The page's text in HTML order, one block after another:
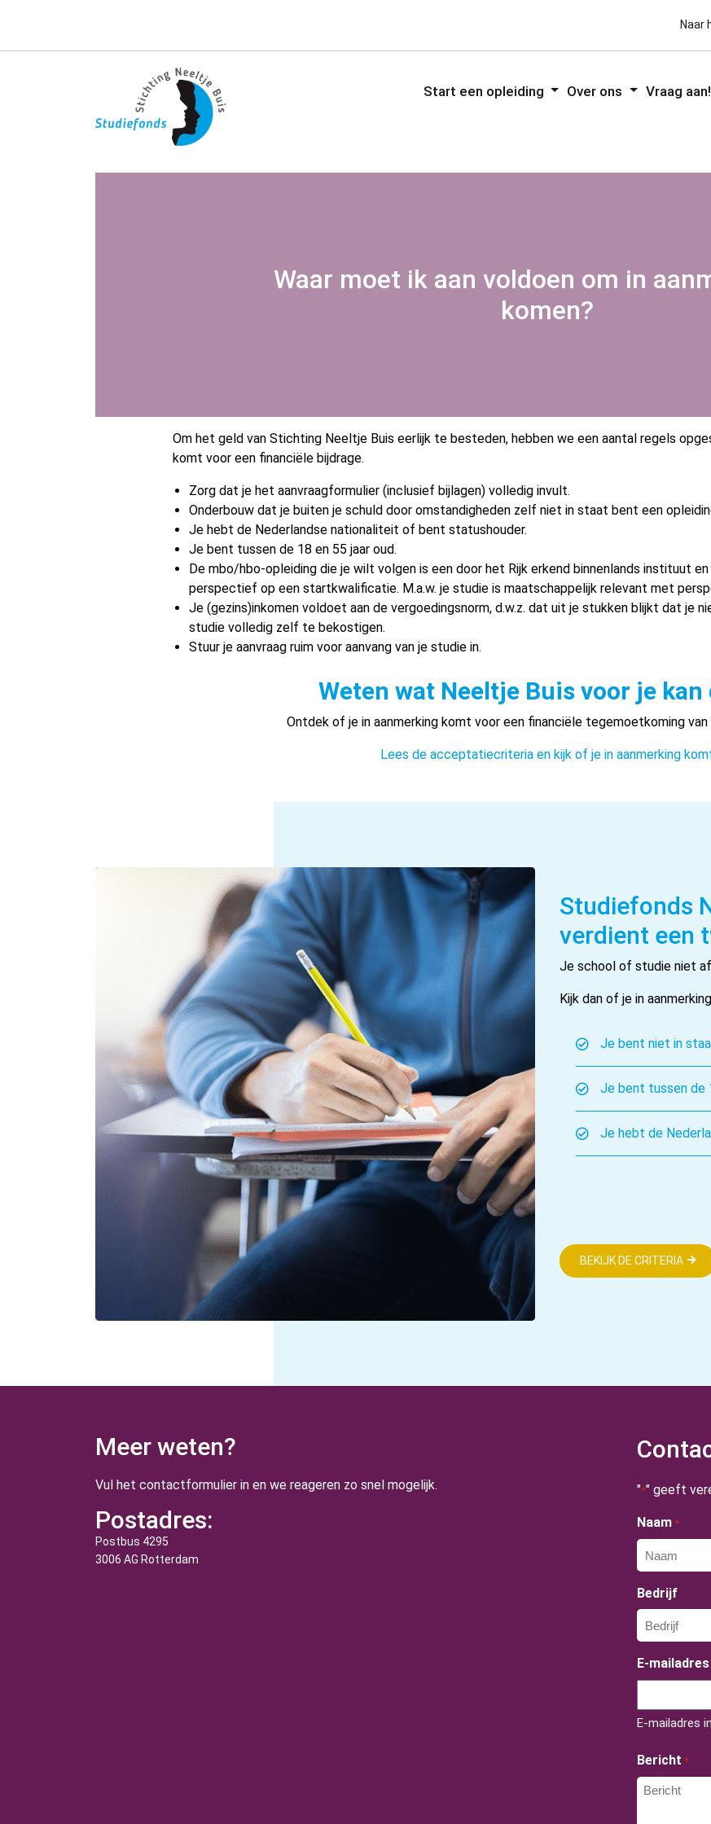
Naar
Start een opleiding Over ons Vraag aan!
Waar moet ik aan voldoen om in
komen?
Om het geld van Stichting Neeltje Buis eerlijk te besteden, hebben we een aantal regels
komt voor een financiële bijdrage.
Zorg dat je het aanvraagformulier (inclusief bijlagen) volledig invult.
Onderbouw dat je buiten je schuld door omstandigheden zelf niet in staat bent een
Je hebt de Nederlandse nationaliteit of bent statushouder.
Je bent tussen de 18 en 55 jaar oud.
De mbo/hbo-opleiding die je wilt volgen is een door het Rijk erkend binnenlands instituut
perspectief op een startkwalificatie. M.a.w. je studie is maatschappelijk relevant met
Je (gezins)inkomen voldoet aan de vergoedingsnorm, d.w.z. dat uit je stukken blijkt dat je
studie volledig zelf te bekostigen.
Stuur je aanvraag ruim voor aanvang van je studie in.
Weten wat Neeltje Buis voor je kan
Ontdek of je in aanmerking komt voor een financiële tegemoetkoming
Lees de acceptatiecriteria en kijk of je in aanmerking
Studiefonds
verdient een
Je school of studie niet
Kijk dan of je in
Je bent niet in
Je bent tussen de
Je hebt de
BEKIJK DE CRITERIA
Meer weten?
Vul het contactformulier in en we reageren zo snel mogelijk.
Postadres:
Postbus 4295
3006 AG Rotterdam
"*" geeft
Naam *
Bedrijf
E-mailadres
E-mailadres
Bericht *